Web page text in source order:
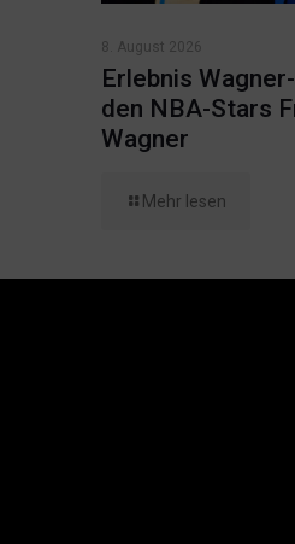
8. August 2026
Erlebnis
den NBA-Stars
Wagner
Mehr lesen